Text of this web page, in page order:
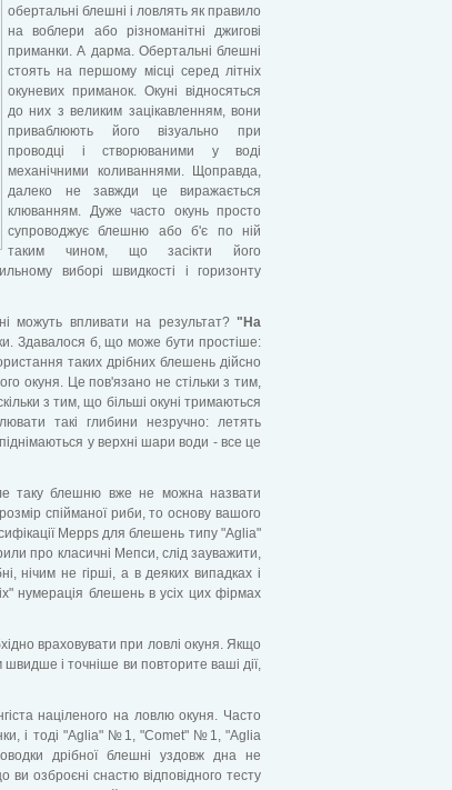
обертальні блешні і ловлять як правило
на воблери або різноманітні джигові
приманки. А дарма. Обертальні блешні
стоять на першому місці серед літніх
окуневих приманок. Окуні відносяться
до них з великим зацікавленням, вони
приваблюють його візуально при
проводці і створюваними у воді
механічними коливаннями. Щоправда,
далеко не завжди це виражається
клюванням. Дуже часто окунь просто
супроводжує блешню або б'є по ній
таким чином, що засікти його
виборі швидкості і горизонту
можуть впливати на результат? "На
Здавалося б, що може бути простіше:
таких дрібних блешень дійсно
окуня. Це пов'язано не стільки з тим,
з тим, що більші окуні тримаються
такі глибини незручно: летять
у верхні шари води - все це
таку блешню вже не можна назвати
спійманої риби, то основу вашого
Mepps для блешень типу "Aglia"
про класичні Мепси, слід зауважити,
нічим не гірші, а в деяких випадках і
нумерація блешень в усіх цих фірмах
враховувати при ловлі окуня. Якщо
і точніше ви повторите ваші дії,
націленого на ловлю окуня. Часто
і тоді "Aglia" №1, "Comet" №1, "Aglia
дрібної блешні уздовж дна не
озброєні снастю відповідного тесту